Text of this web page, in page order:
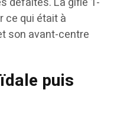
ce qui était à
son avant-centre
puis